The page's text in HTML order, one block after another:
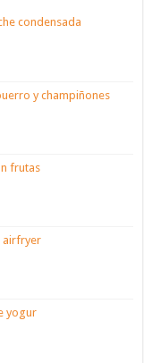
condensada
y champiñones
frutas
airfryer
yogur